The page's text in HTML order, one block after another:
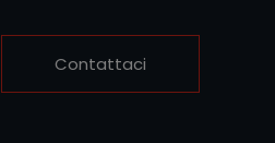
Contattaci